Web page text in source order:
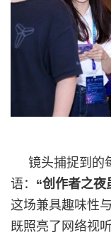
镜头捕捉到的
语： “创作者之夜
这场兼具趣味性
既照亮了网络视